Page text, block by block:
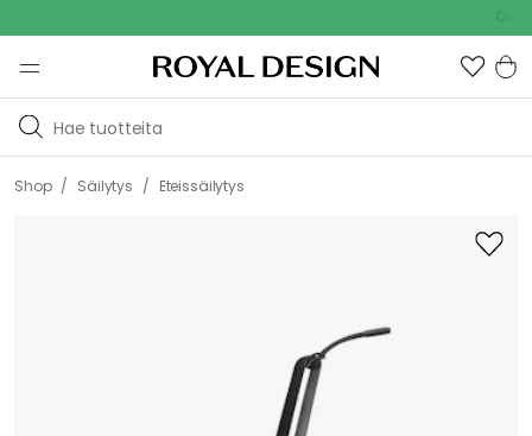
Outdoor
Shop / Säilytys / Eteissäilytys